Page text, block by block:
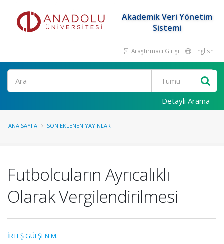
Akademik Veri Yönetim
Sistemi
Araştırmacı Girişi English
Ara
Detaylı Arama
ANA SAYFA SON EKLENEN YAYINLAR
Futbolcuların Ayrıcalıklı
Olarak Vergilendirilmesi
İRTEŞ GÜLŞEN M.